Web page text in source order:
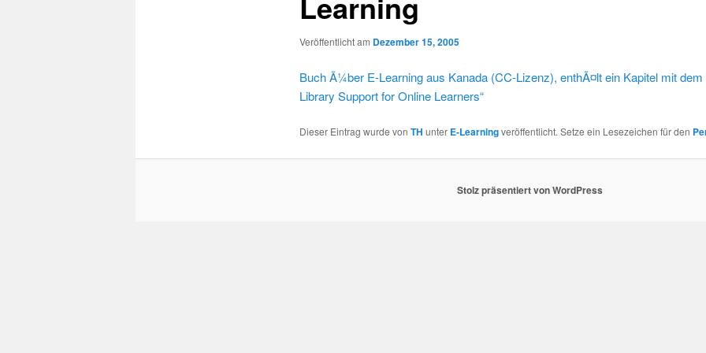
Veröffentlicht am Dezember 15, 2005
Buch Ã¼ber E-Learning aus Kanada (CC-Lizenz), enthÃ¤lt ein Kapitel mit dem
Library Support for Online Learners“
Dieser Eintrag wurde von TH unter E-Learningveröffentlicht. Setze ein Lesezeichen für den
Stolz präsentiert von WordPress